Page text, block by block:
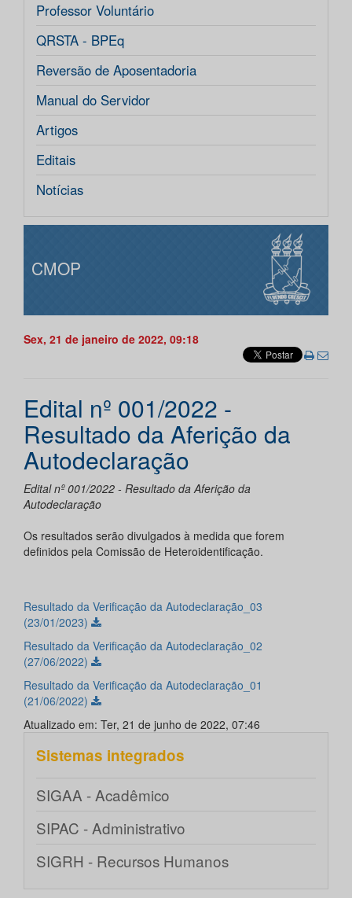
Professor Voluntário
QRSTA - BPEq
Reversão de Aposentadoria
Manual do Servidor
Artigos
Editais
Notícias
CMOP
Sex, 21 de janeiro de 2022, 09:18
Edital nº 001/2022 -
Resultado da Aferição da
Autodeclaração
Edital nº 001/2022 - Resultado da Aferição da
Autodeclaração
Os resultados serão divulgados à medida que forem
definidos pela Comissão de Heteroidentificação.
Resultado da Verificação da Autodeclaração_03
(23/01/2023)
Resultado da Verificação da Autodeclaração_02
(27/06/2022)
Resultado da Verificação da Autodeclaração_01
(21/06/2022)
Atualizado em: Ter, 21 de junho de 2022, 07:46
Sistemas integrados
SIGAA - Acadêmico
SIPAC - Administrativo
SIGRH - Recursos Humanos